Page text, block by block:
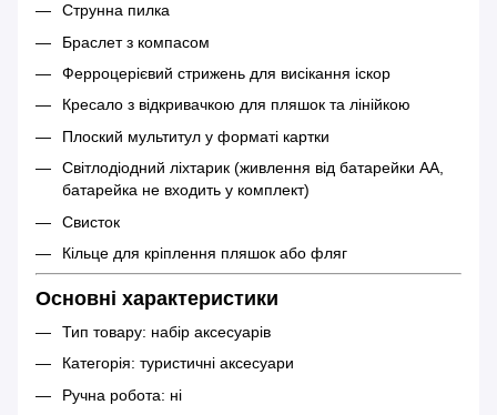
Струнна пилка
Браслет з компасом
Ферроцерієвий стрижень для висікання іскор
Кресало з відкривачкою для пляшок та лінійкою
Плоский мультитул у форматі картки
Світлодіодний ліхтарик (живлення від батарейки AA,
батарейка не входить у комплект)
Свисток
Кільце для кріплення пляшок або фляг
Основні характеристики
Тип товару: набір аксесуарів
Категорія: туристичні аксесуари
Ручна робота: ні